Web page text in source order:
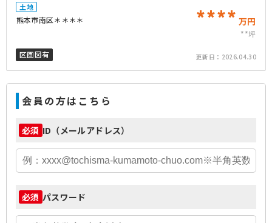
土地
熊本市南区＊＊＊＊ **** 万円
**坪
区画図有
更新日： 2026.04.30
会員の方はこちら
必須 ID（メールアドレス）
必須 パスワード